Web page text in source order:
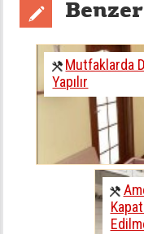
Mutfaklarda
Yapılır